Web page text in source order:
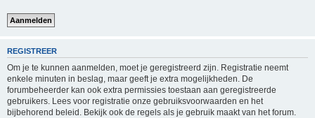
REGISTREER
Om je te kunnen aanmelden, moet je geregistreerd zijn. Registratie neemt
enkele minuten in beslag, maar geeft je extra mogelijkheden. De
forumbeheerder kan ook extra permissies toestaan aan geregistreerde
gebruikers. Lees voor registratie onze gebruiksvoorwaarden en het
bijbehorend beleid. Bekijk ook de regels als je gebruik maakt van het forum.